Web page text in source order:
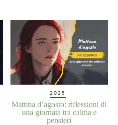
2025
Mattina d’agosto: riflessioni di
una giornata tra calma e
pensieri